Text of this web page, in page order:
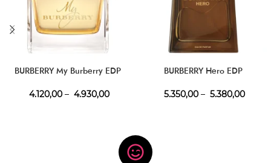
BURBERRY My Burberry EDP
4.120,00 – 4.930,00
BURBERRY Hero EDP
5.350,00 – 5.380,00